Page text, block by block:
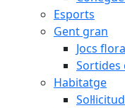
Esports
Gent gran
Jocs
Sortides
Habitatge